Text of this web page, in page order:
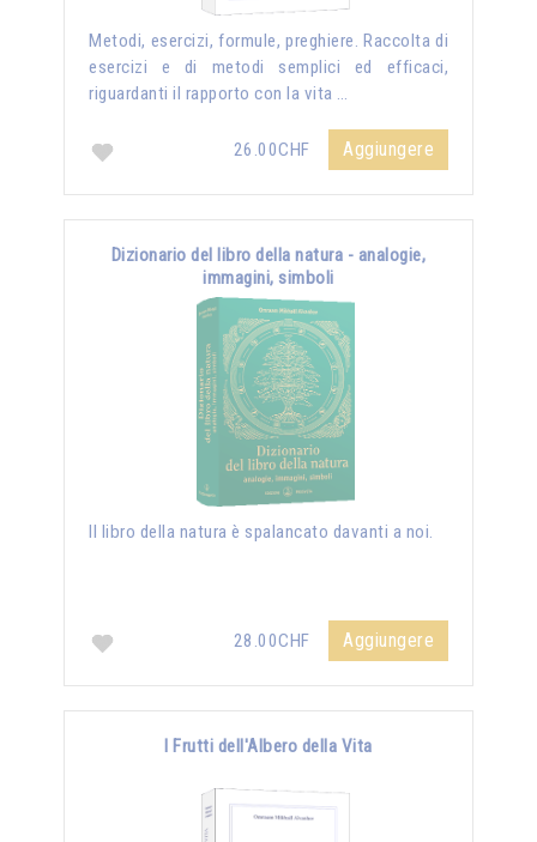
Metodi, esercizi, formule, preghiere. Raccolta di
esercizi e di metodi semplici ed efficaci,
riguardanti il rapporto con la vita …
26.00CHF Aggiungere
Dizionario del libro della natura - analogie,
immagini, simboli
Il libro della natura è spalancato davanti a noi.
28.00CHF Aggiungere
I Frutti dell'Albero della Vita